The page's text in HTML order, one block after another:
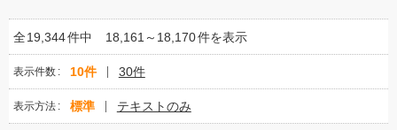
全19,344件中 18,161～18,170件を表示
表示件数 10件 30件
表示方法 標準 テキストのみ